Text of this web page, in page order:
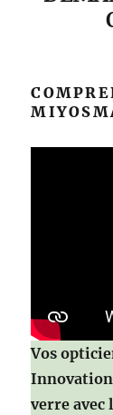
Vos
Innovation
verre avec